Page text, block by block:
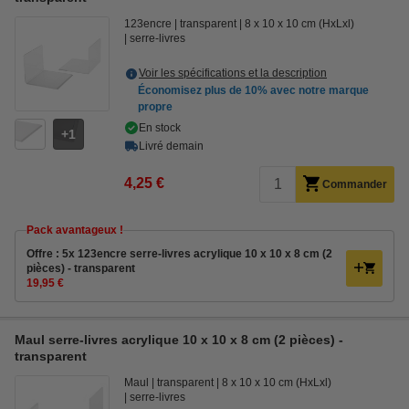
1
123encre transparent
8 x 10 x 10 cm (HxLxl)
serre-livres
Voir les spécifications et la description
Économisez plus de 10% avec notre marque
propre
En stock
Livré demain
4,25 € Commander
Pack avantageux !
Offre : 5x 123encre serre-livres acrylique 10 x 10 x 8 cm (2
pièces) - transparent
19,95 €
Maul serre-livres acrylique 10 x 10 x 8 cm (2 pièces) -
transparent
Maul transparent
8 x 10 x 10 cm (HxLxl)
serre-livres